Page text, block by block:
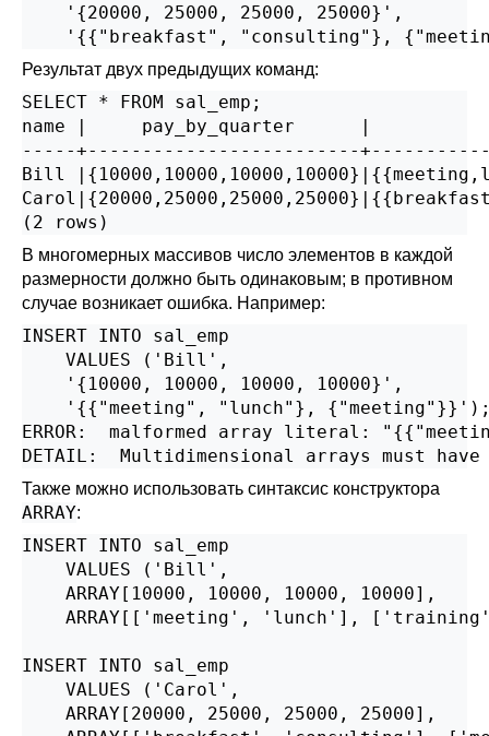
    '{20000, 25000, 25000, 25000}',
'{{"breakfast", "consulting"},
Результат двух предыдущих команд:
SELECT * FROM sal_emp;
name |     pay_by_quarter      |
-----+-------------------------
Bill
(2 rows)
В многомерных массивов число элементов в каждой
размерности должно быть одинаковым; в противном
случае возникает ошибка. Например:
INSERT INTO sal_emp
    VALUES ('Bill',
    '{10000, 10000, 10000, 10000}',
'{{"meeting", "lunch"},
ERROR:  malformed array literal:
DETAIL:  Multidimensional arrays must
Также можно использовать синтаксис конструктора
ARRAY:
INSERT INTO sal_emp
    VALUES ('Bill',
    ARRAY[10000, 10000, 10000, 10000],
ARRAY[['meeting', 'lunch'],
INSERT INTO sal_emp
    VALUES ('Carol',
    ARRAY[20000, 25000, 25000, 25000],